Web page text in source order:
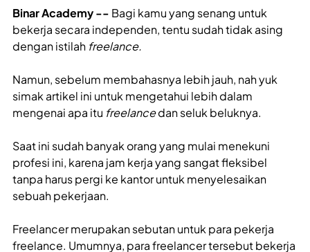
Binar Academy -- Bagi kamu yang senang untuk
bekerja secara independen, tentu sudah tidak asing
dengan istilah freelance.
Namun, sebelum membahasnya lebih jauh, nah yuk
simak artikel ini untuk mengetahui lebih dalam
mengenai apa itu freelancedan seluk beluknya.
Saat ini sudah banyak orang yang mulai menekuni
profesi ini, karena jam kerja yang sangat fleksibel
tanpa harus pergi ke kantor untuk menyelesaikan
sebuah pekerjaan.
Freelancer merupakan sebutan untuk para pekerja
freelance. Umumnya, para freelancer tersebut bekerja